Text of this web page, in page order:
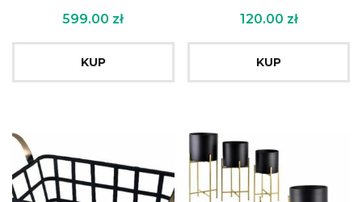
599.00 zł
KUP
120.00 zł
KUP